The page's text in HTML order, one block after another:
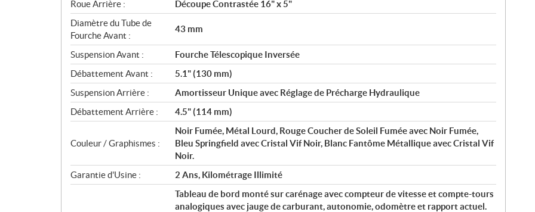
Roue Arrière :
Découpe Contrastée 16" x 5"
Diamètre du Tube de
Fourche Avant :
43 mm
Suspension Avant :
Fourche Télescopique Inversée
Débattement Avant :
5.1" (130 mm)
Suspension Arrière :
Amortisseur Unique avec Réglage de Précharge Hydraulique
Débattement Arrière :
4.5" (114 mm)
Couleur / Graphismes :
Noir Fumée, Métal Lourd, Rouge Coucher de Soleil Fumée avec Noir Fumée,
Bleu Springfield avec Cristal Vif Noir, Blanc Fantôme Métallique avec Cristal Vif
Noir.
Garantie d'Usine :
2 Ans, Kilométrage Illimité
Tableau de bord monté sur carénage avec compteur de vitesse et compte-tours
analogiques avec jauge de carburant, autonomie, odomètre et rapport actuel.